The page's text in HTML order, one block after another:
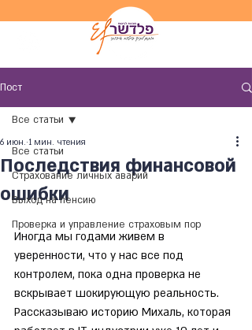
Пост
Все статьи
Страхование личных аварий
Выход на пенсию
Проверка и управление страховым пор
Все статьи
Последствия финансовой
ошибки
6 июн. 1 мин. чтения
Иногда мы годами живем в
уверенности, что у нас все под
контролем, пока одна проверка не
вскрывает шокирующую реальность.
Рассказываю историю Михаль, которая